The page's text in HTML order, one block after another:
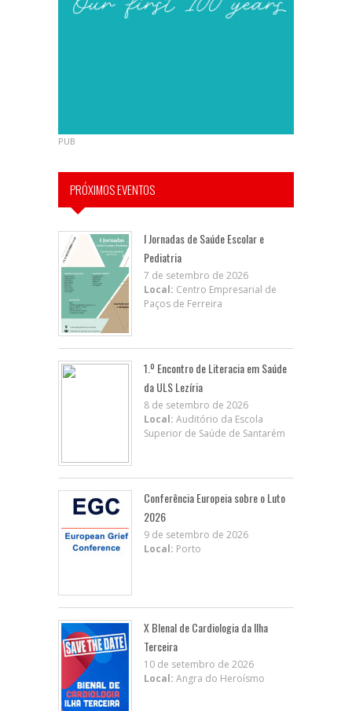
PUB
PRÓXIMOS EVENTOS
I Jornadas de Saúde Escolar e
Pediatria
7 de setembro de 2026
Local: Centro Empresarial de
Paços de Ferreira
1.º Encontro de Literacia em Saúde
da ULS Lezíria
8 de setembro de 2026
Local: Auditório da Escola
Superior de Saúde de Santarém
Conferência Europeia sobre o Luto
2026
9 de setembro de 2026
Local: Porto
X BIenal de Cardiologia da Ilha
Terceira
10 de setembro de 2026
Local: Angra do Heroísmo